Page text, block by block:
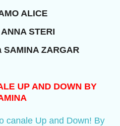
ALICE
ANNA STERI
ZARGAR
UP AND DOWN BY
canale Up and Down! By